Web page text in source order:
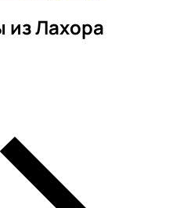
из Лахора